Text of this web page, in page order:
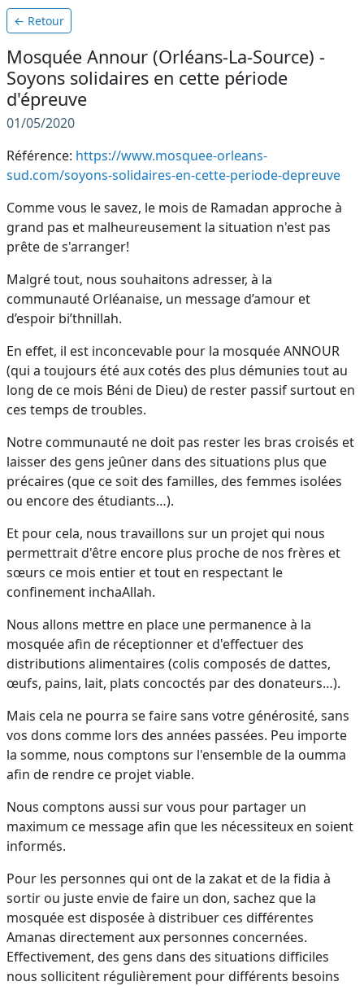
← Retour
Mosquée Annour (Orléans-La-Source) -
Soyons solidaires en cette période
d'épreuve
01/05/2020
Référence: https://www.mosquee-orleans-
sud.com/soyons-solidaires-en-cette-periode-depreuve
Comme vous le savez, le mois de Ramadan approche à
grand pas et malheureusement la situation n'est pas
prête de s'arranger!
Malgré tout, nous souhaitons adresser, à la
communauté Orléanaise, un message d’amour et
d’espoir bi’thnillah.
En effet, il est inconcevable pour la mosquée ANNOUR
(qui a toujours été aux cotés des plus démunies tout au
long de ce mois Béni de Dieu) de rester passif surtout en
ces temps de troubles.
Notre communauté ne doit pas rester les bras croisés et
laisser des gens jeûner dans des situations plus que
précaires (que ce soit des familles, des femmes isolées
ou encore des étudiants…).
Et pour cela, nous travaillons sur un projet qui nous
permettrait d'être encore plus proche de nos frères et
sœurs ce mois entier et tout en respectant le
confinement inchaAllah.
Nous allons mettre en place une permanence à la
mosquée afin de réceptionner et d'effectuer des
distributions alimentaires (colis composés de dattes,
œufs, pains, lait, plats concoctés par des donateurs…).
Mais cela ne pourra se faire sans votre générosité, sans
vos dons comme lors des années passées. Peu importe
la somme, nous comptons sur l'ensemble de la oumma
afin de rendre ce projet viable.
Nous comptons aussi sur vous pour partager un
maximum ce message afin que les nécessiteux en soient
informés.
Pour les personnes qui ont de la zakat et de la fidia à
sortir ou juste envie de faire un don, sachez que la
mosquée est disposée à distribuer ces différentes
Amanas directement aux personnes concernées.
Effectivement, des gens dans des situations difficiles
nous sollicitent régulièrement pour différents besoins